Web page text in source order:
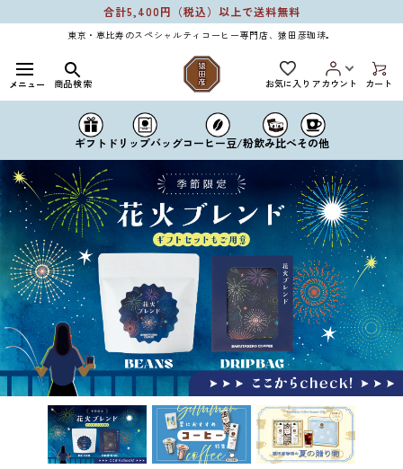
ンツに
合計5,400円（税込）以上で送料無料
東京・恵比寿のスペシャルティコーヒー専門店、猿田彦珈琲。
メニュー 商品検索 お気に入り アカウント カート
ギフト ドリップバッグコーヒー豆/粉飲み比べその他